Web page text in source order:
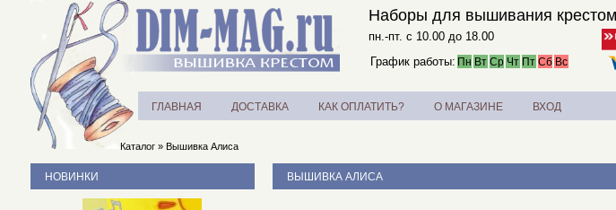
Наборы для вышивания крестом
пн.-пт. с 10.00 до 18.00
График работы: Пн Вт Ср Чт Пт Сб Вс
ГЛАВНАЯ ДОСТАВКА КАК ОПЛАТИТЬ? О МАГАЗИНЕ ВХОД
Каталог» Вышивка Алиса
ВЫШИВКА АЛИСА
НОВИНКИ